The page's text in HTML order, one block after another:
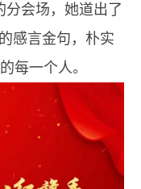
分会场，她道出了
感言金句，朴实
每一个人。